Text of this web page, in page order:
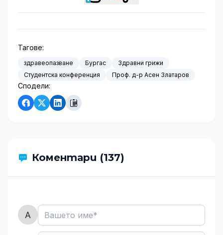
Тагове:
здравеопазване Бургас
Здравни грижи
Студентска конференция
Проф. д-р Асен Златаров
Сподели:
Коментари (137)